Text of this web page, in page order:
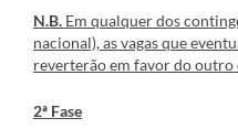
N.B. Em qualquer dos
nacional), as vagas que
reverterão em favor do outro
2ª Fase